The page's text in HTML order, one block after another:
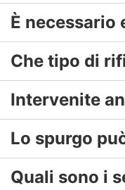
È necessario
Che tipo di
Intervenite
Lo spurgo
Quali sono i